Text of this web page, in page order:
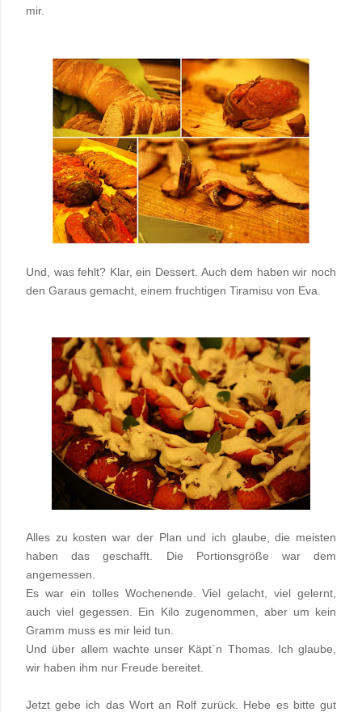
mir.
Und, was fehlt? Klar, ein Dessert. Auch dem haben wir noch
den Garaus gemacht, einem fruchtigen Tiramisu von Eva.
Alles zu kosten war der Plan und ich glaube, die meisten
haben das geschafft. Die Portionsgröße war dem
angemessen.
Es war ein tolles Wochenende. Viel gelacht, viel gelernt,
auch viel gegessen. Ein Kilo zugenommen, aber um kein
Gramm muss es mir leid tun.
Und über allem wachte unser Käpt`n Thomas. Ich glaube,
wir haben ihm nur Freude bereitet.
Jetzt gebe ich das Wort an Rolf zurück. Hebe es bitte gut